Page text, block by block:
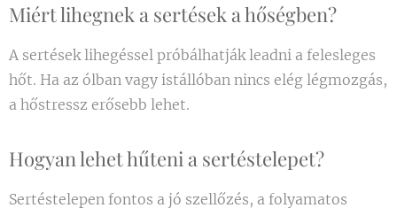
Miért lihegnek a sertések a hőségben?
A sertések lihegéssel próbálhatják leadni a felesleges
hőt. Ha az ólban vagy istállóban nincs elég légmozgás,
a hőstressz erősebb lehet.
Hogyan lehet hűteni a sertéstelepet?
Sertéstelepen fontos a jó szellőzés, a folyamatos